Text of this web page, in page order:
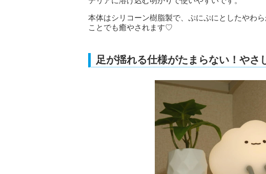
本体はシリコーン樹脂製で、ぷにぷにとしたやわ
ことでも癒やされます♡
足が揺れる仕様がたまらない！や